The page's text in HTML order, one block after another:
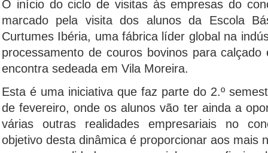
O início do ciclo de visitas às empresas do
marcado pela visita dos alunos da Escola
Curtumes Ibéria, uma fábrica líder global na
processamento de couros bovinos para
encontra sedeada em Vila Moreira.
Esta é uma iniciativa que faz parte do 2.º
de fevereiro, onde os alunos vão ter ainda a
várias outras realidades empresariais no
objetivo desta dinâmica é proporcionar aos mais